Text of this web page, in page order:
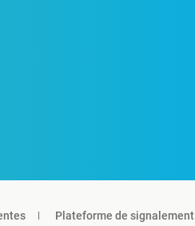
Plateforme de signalement